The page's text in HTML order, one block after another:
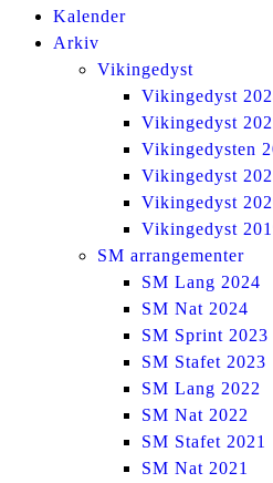
Kalender
Arkiv
Vikingedyst
Vikingedyst
Vikingedyst
Vikingedysten
Vikingedyst
Vikingedyst
Vikingedyst
SM arrangementer
SM Lang 2024
SM Nat 2024
SM Sprint 2023
SM Stafet 2023
SM Lang 2022
SM Nat 2022
SM Stafet 2021
SM Nat 2021